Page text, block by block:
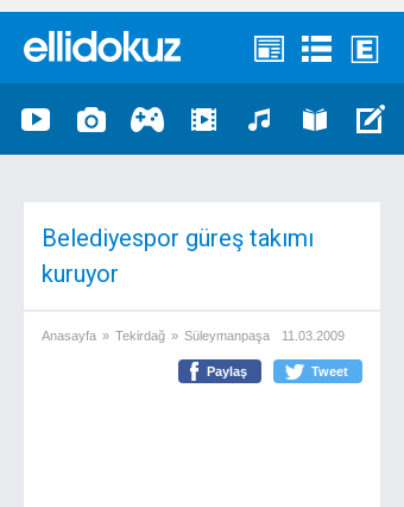
Belediyespor güreş takımı
kuruyor
Anasayfa » Tekirdağ » Süleymanpaşa 11.03.2009
Paylaş Tweet